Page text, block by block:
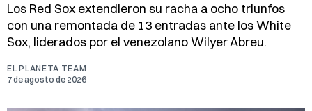
Los Red Sox extendieron su racha a ocho triunfos
con una remontada de 13 entradas ante los White
Sox, liderados por el venezolano Wilyer Abreu.
EL PLANETA TEAM
7 de agosto de 2026